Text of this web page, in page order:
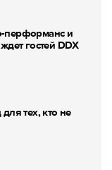
перформанс и
гостей DDX
тех, кто не